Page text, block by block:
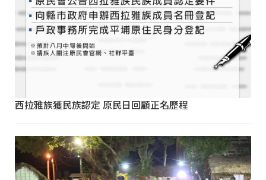
西拉雅族獲民族認定 原民日回顧正名歷程